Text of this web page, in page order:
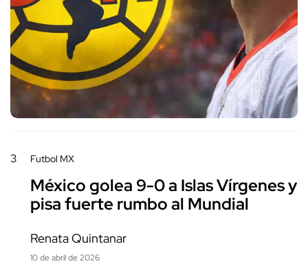
3 Futbol MX
México golea 9-0 a Islas Vírgenes y
pisa fuerte rumbo al Mundial
Renata Quintanar
10 de abril de 2026